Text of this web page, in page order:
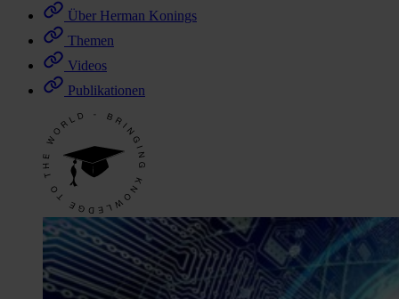
Über Herman Konings
Themen
Videos
Publikationen